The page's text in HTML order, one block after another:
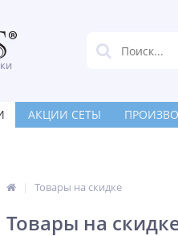
АКЦИИ СЕТЫ
Товары на скидке
Товары на